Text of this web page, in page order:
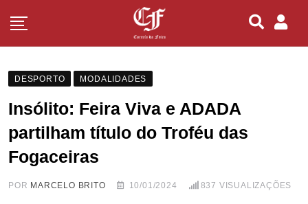
DESPORTO MODALIDADES
Insólito: Feira Viva e ADADA
partilham título do Troféu das
Fogaceiras
POR MARCELO BRITO 10/01/2024 837 VISUALIZAÇÕES